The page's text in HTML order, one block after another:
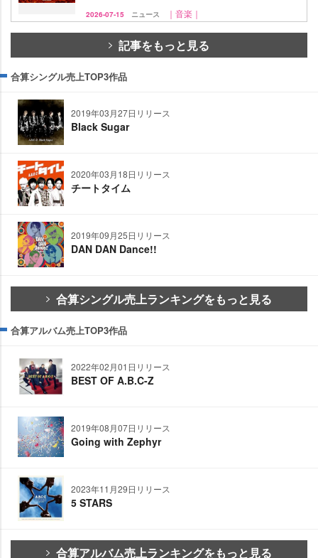
2026-07-15 ニュース ｜音楽｜
記事をもっと見る
合算シングル売上TOP3作品
2019年03月27日リリース
Black Sugar
2020年03月18日リリース
チートタイム
2019年09月25日リリース
DAN DAN Dance!!
合算シングル売上ランキングをもっと見る
合算アルバム売上TOP3作品
2022年02月01日リリース
BEST OF A.B.C-Z
2019年08月07日リリース
Going with Zephyr
2023年11月29日リリース
5 STARS
合算アルバム売上ランキングをもっと見る